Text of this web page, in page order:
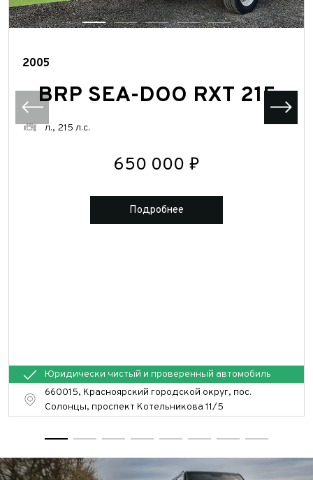
2005
BRP SEA-DOO RXT 215
л., 215 л.с.
650 000 ₽
Подробнее
Юридически чистый и проверенный автомобиль
660015, Красноярский городской округ, пос.
Солонцы, проспект Котельникова 11/5